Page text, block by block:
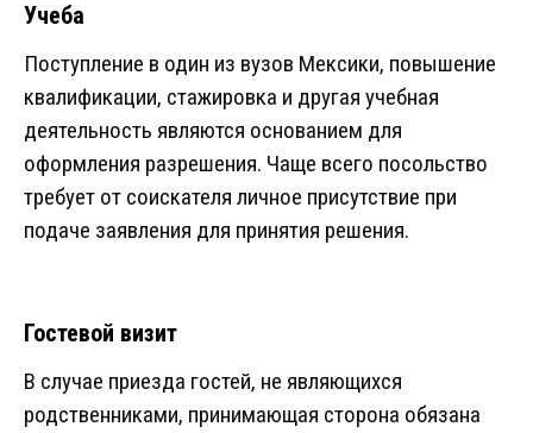
Учеба
Поступление в один из вузов Мексики, повышение
квалификации, стажировка и другая учебная
деятельность являются основанием для
оформления разрешения. Чаще всего посольство
требует от соискателя личное присутствие при
подаче заявления для принятия решения.
Гостевой визит
В случае приезда гостей, не являющихся
родственниками, принимающая сторона обязана